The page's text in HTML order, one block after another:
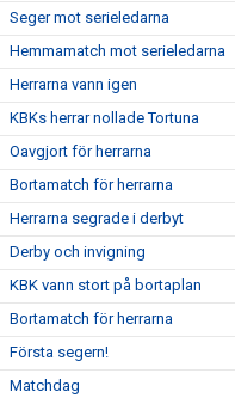
Seger mot serieledarna
Hemmamatch mot serieledarna
Herrarna vann igen
KBKs herrar nollade Tortuna
Oavgjort för herrarna
Bortamatch för herrarna
Herrarna segrade i derbyt
Derby och invigning
KBK vann stort på bortaplan
Bortamatch för herrarna
Första segern!
Matchdag